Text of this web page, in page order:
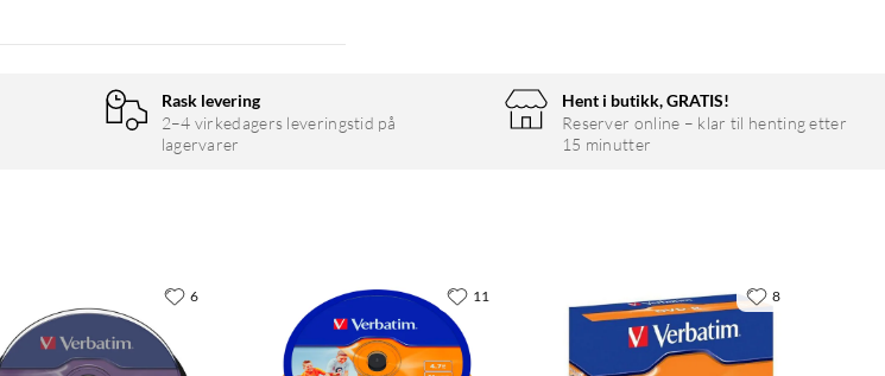
Rask levering
2–4 virkedagers leveringstid på
lagervarer
Hent i butikk, GRATIS!
Reserver online – klar til henting etter
15 minutter
6 11 8